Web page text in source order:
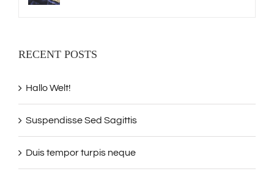
RECENT POSTS
Hallo Welt!
Suspendisse Sed Sagittis
Duis tempor turpis neque